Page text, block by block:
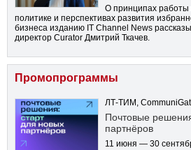
О принципах работы
политике и перспективах развития
бизнеса изданию IT Channel News
директор Curator Дмитрий Ткачев.
Промопрограммы
ЛТ-ТИМ,
Почтовые
партнёров
11 июня — 30